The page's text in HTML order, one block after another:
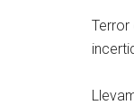
Terror